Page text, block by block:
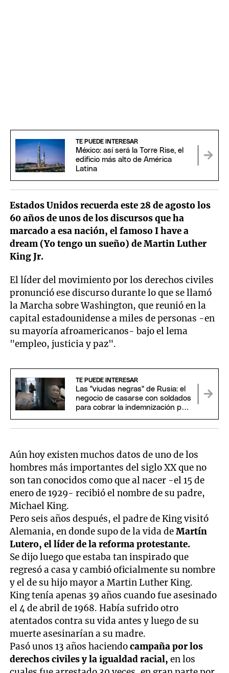
TE PUEDE INTERESAR
México: así será la Torre Rise, el
edificio más alto de América
Latina
Estados Unidos recuerda este 28 de agosto los
60 años de unos de los discursos que ha
marcado a esa nación, el famoso I have a
dream (Yo tengo un sueño) de Martin Luther
King Jr.
El líder del movimiento por los derechos civiles
pronunció ese discurso durante lo que se llamó
la Marcha sobre Washington, que reunió en la
capital estadounidense a miles de personas -en
su mayoría afroamericanos- bajo el lema
"empleo, justicia y paz".
TE PUEDE INTERESAR
Las "viudas negras" de Rusia: el
negocio de casarse con soldados
para cobrar la indemnización por
Aún hoy existen muchos datos de uno de los
hombres más importantes del siglo XX que no
son tan conocidos como que al nacer -el 15 de
enero de 1929- recibió el nombre de su padre,
Michael King.
Pero seis años después, el padre de King visitó
Alemania, en donde supo de la vida deMartín
Lutero, el líder de la reforma protestante.
Se dijo luego que estaba tan inspirado que
regresó a casa y cambió oficialmente su nombre
y el de su hijo mayor a Martin Luther King.
King tenía apenas 39 años cuando fue asesinado
el 4 de abril de 1968. Había sufrido otro
atentados contra su vida antes y luego de su
muerte asesinarían a su madre.
Pasó unos 13 años haciendocampaña por los
derechos civiles y la igualdad racial, en los